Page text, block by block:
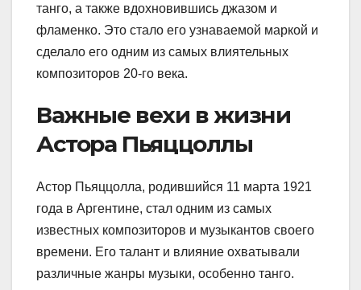
танго, а также вдохновившись джазом и
фламенко. Это стало его узнаваемой маркой и
сделало его одним из самых влиятельных
композиторов 20-го века.
Важные вехи в жизни
Астора Пьяццоллы
Астор Пьяццолла, родившийся 11 марта 1921
года в Аргентине, стал одним из самых
известных композиторов и музыкантов своего
времени. Его талант и влияние охватывали
различные жанры музыки, особенно танго.